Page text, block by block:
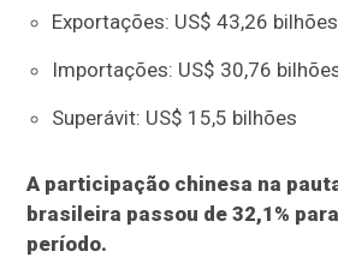
Exportações: US$ 43,26
Importações: US$ 30,76
Superávit: US$ 15,5 bilhões
A participação chinesa na
brasileira passou de 32,1%
período.